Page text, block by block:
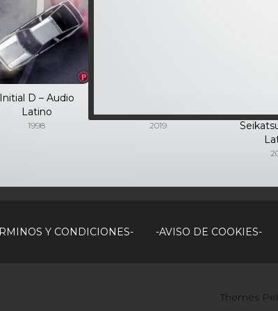
Initial D – Audio
Latino
1998
(Demon Slayer)
2019
Y CONDICIONES- -AVISO DE COOKIES-
Themes